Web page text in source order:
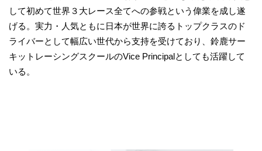
して初めて世界３大レース全てへの参戦という偉業を成し遂
げる。実力・人気ともに日本が世界に誇るトップクラスのド
ライバーとして幅広い世代から支持を受けており、鈴鹿サー
キットレーシングスクールのVice Principalとしても活躍して
いる。